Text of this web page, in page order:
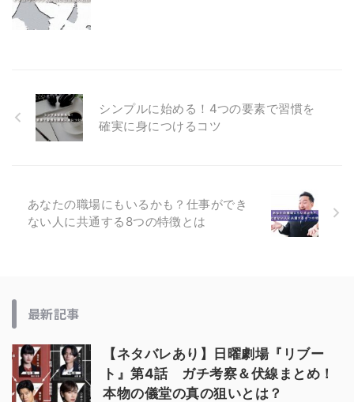
シンプルに始める！4つの要素で習慣を
確実に身につけるコツ
あなたの職場にもいるかも？仕事ができ
ない人に共通する8つの特徴とは
最新記事
【ネタバレあり】日曜劇場『リブー
ト』第4話 ガチ考察＆伏線まとめ！
本物の儀堂の真の狙いとは？